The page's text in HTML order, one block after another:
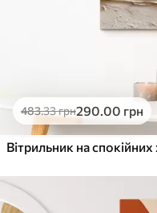
483.33грн290.00 грн